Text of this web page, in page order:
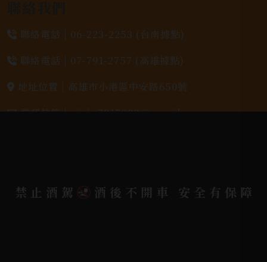
聯絡電話 | 06-223-2253 (台南據點)
聯絡電話 | 07-791-2757 (高雄據點)
地址位置 | 高雄市小港區中安路650號
電郵信箱 |yixin7917909@gmail.com
2026. All rights reserved.
Designed By
禁止酒駕 酒後不開車 安全有保障